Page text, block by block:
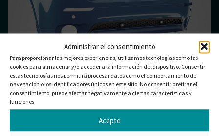
Administrar el consentimiento
Para proporcionar las mejores experiencias, utilizamos tecnologías como las
cookies para almacenar y/o acceder a la información del dispositivo. Consentir
estas tecnologías nos permitirá procesar datos como el comportamiento de
navegación o los identificadores únicos en este sitio. No consentir o retirar el
consentimiento, puede afectar negativamente a ciertas características y
funciones.
Acepte
EXTERIOR DEL AUTOMÓVIL